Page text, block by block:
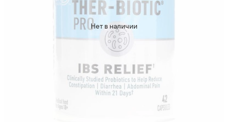
Нет в наличии